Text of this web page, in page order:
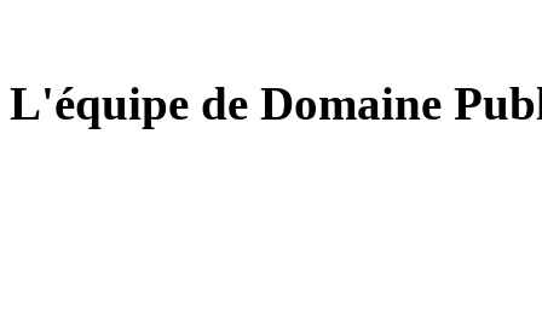
L'équipe de Domaine